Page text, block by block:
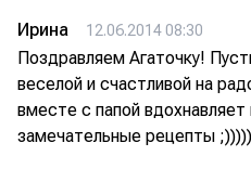
Ирина 12.06.2014 08:30
Поздравляем Агаточку!
веселой и счастливой на
вместе с папой
замечательные рецепты